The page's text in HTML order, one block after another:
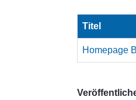
Titel
Homepage